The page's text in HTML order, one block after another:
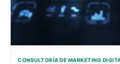
CONSULTORÍA DE MARKETING